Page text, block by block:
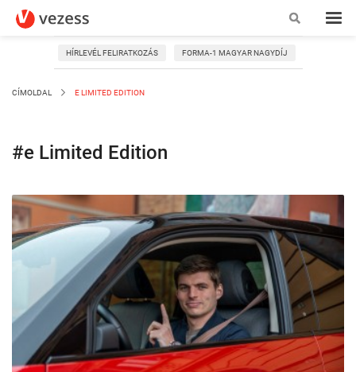
HÍRLEVÉL FELIRATKOZÁS FORMA-1 MAGYAR NAGYDÍJ
CÍMOLDAL E LIMITED EDITION
#e Limited Edition